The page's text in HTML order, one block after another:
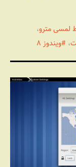
لمسی مترو،
، ویندوز ۸